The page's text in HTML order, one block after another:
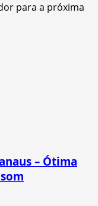
para a próxima
– Ótima